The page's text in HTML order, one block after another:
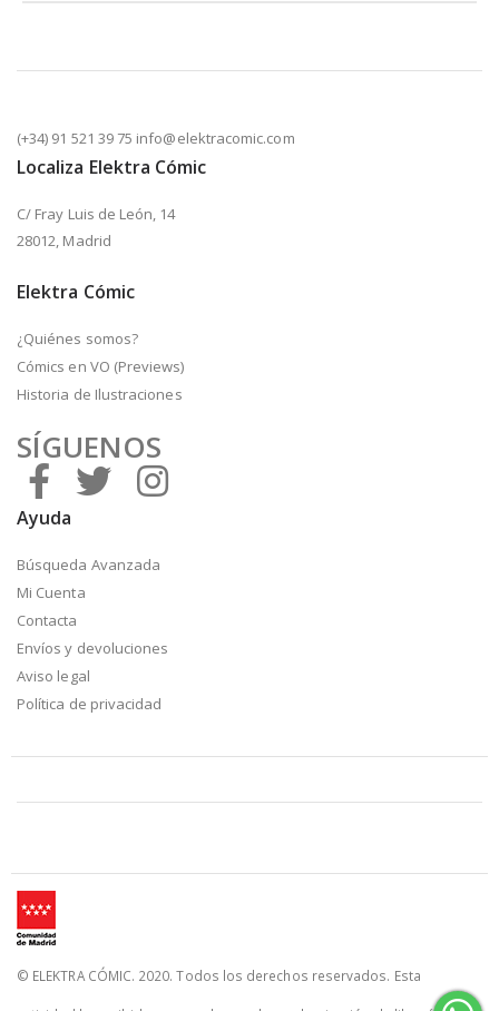
(+34) 91 521 39 75 info@elektracomic.com
Localiza Elektra Cómic
C/ Fray Luis de León, 14
28012, Madrid
Elektra Cómic
¿Quiénes somos?
Cómics en VO (Previews)
Historia de Ilustraciones
SÍGUENOS
Ayuda
Búsqueda Avanzada
Mi Cuenta
Contacta
Envíos y devoluciones
Aviso legal
Política de privacidad
© ELEKTRA CÓMIC. 2020. Todos los derechos reservados. Esta